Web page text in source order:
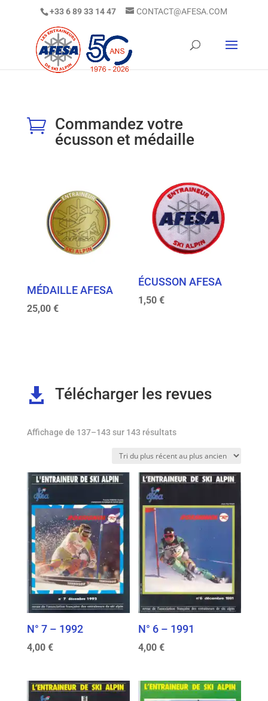
+33 6 89 33 14 47 CONTACT@AFESA.COM
 Commandez votre
écusson et médaille
MÉDAILLE AFESA
25,00 €
ÉCUSSON AFESA
1,50€
 Télécharger les revues
Affichage de 137–143 sur 143 résultatsTrié
plus
récent
ancien
N° 7 – 1992
4,00 €
N° 6 – 1991
4,00€